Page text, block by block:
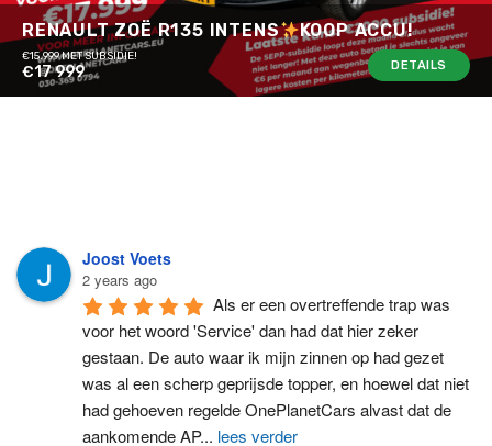
RENAULT ZOË R135 INTENS KOOP ACCU!
€15.999 MET SUBSIDIE!
€17 999 DETAILS
Joost Voets
2 years ago
Als er een overtreffende trap was
voor het woord 'Service' dan had dat hier zeker
gestaan. De auto waar ik mijn zinnen op had gezet
was al een scherp geprijsde topper, en hoewel dat niet
had gehoeven regelde OnePlanetCars alvast dat de
aankomende AP... lees verder